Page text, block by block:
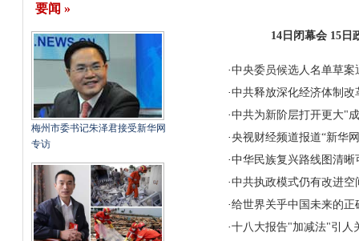
要闻 »
梅州市委书记朱泽君接受新华网
专访
14日闭幕会 15日
·中央委员候选人名单草案
·中共释放深化经济体制改
·中共为新阶层打开更大"
·央视财经频道报道“新华
·中华民族复兴路线图清晰
·中共执政模式仍有改进空
·给世界关乎中国未来的正
·十八大报告"加减法"引人